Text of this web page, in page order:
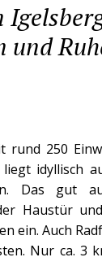
rund 250
idyllisch
Das gut
Haustür
ein. Auch
Nur ca. 3